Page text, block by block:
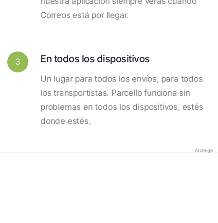
Correos está por llegar.
3 En todos los dispositivos
Un lugar para todos los envíos, para todos
los transportistas. Parcello funciona sin
problemas en todos los dispositivos, estés
donde estés.
Anzeige